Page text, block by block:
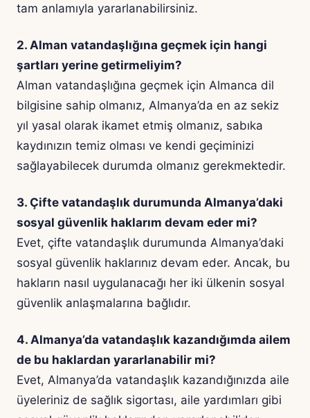
tam anlamıyla yararlanabilirsiniz.
2. Alman vatandaşlığına geçmek için hangi
şartları yerine getirmeliyim?
Alman vatandaşlığına geçmek için Almanca dil
bilgisine sahip olmanız, Almanya’da en az sekiz
yıl yasal olarak ikamet etmiş olmanız, sabıka
kaydınızın temiz olması ve kendi geçiminizi
sağlayabilecek durumda olmanız gerekmektedir.
3. Çifte vatandaşlık durumunda Almanya’daki
sosyal güvenlik haklarım devam eder mi?
Evet, çifte vatandaşlık durumunda Almanya’daki
sosyal güvenlik haklarınız devam eder. Ancak, bu
hakların nasıl uygulanacağı her iki ülkenin sosyal
güvenlik anlaşmalarına bağlıdır.
4. Almanya’da vatandaşlık kazandığımda ailem
de bu haklardan yararlanabilir mi?
Evet, Almanya’da vatandaşlık kazandığınızda aile
üyeleriniz de sağlık sigortası, aile yardımları gibi